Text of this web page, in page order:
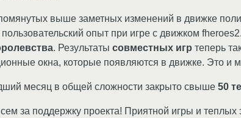
выше заметных изменений в движке
опыт при игре с движком
. Результаты совместных игр теперь
окна, которые появляются в движке. Это и
месяц в общей сложности закрыто свыше 50
за поддержку проекта! Приятной игры и